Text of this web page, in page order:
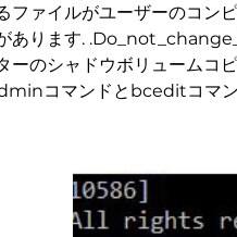
ファイルがユーザーのコン
あります.
ーのシャドウボリュームコ
コマンドとbceditコマ